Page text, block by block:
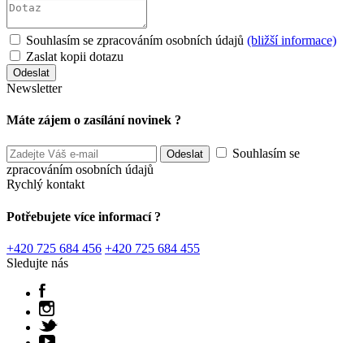
Souhlasím se zpracováním osobních údajů (bližší informace)
Zaslat kopii dotazu
Newsletter
Máte zájem o zasílání novinek ?
Souhlasím se
zpracováním osobních údajů
Rychlý kontakt
Potřebujete více informací ?
+420 725 684 456 +420 725 684 455
Sledujte nás